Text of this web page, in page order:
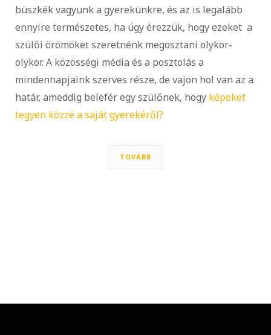
büszkék vagyunk a gyerekünkre, és az is legalább
ennyire természetes, ha úgy érezzük, hogy ezeket a
szülői örömöket szeretnénk megosztani olykor-
olykor. A közösségi média és a posztolás a
mindennapjaink szerves része, de vajon hol van az a
határ, ameddig belefér egy szülőnek, hogy képeket
tegyen közzé a saját gyerekéről?
TOVÁBB